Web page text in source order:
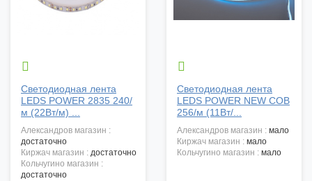

Светодиодная лента
LEDS POWER 2835 240/
м (22Вт/м) ...
александров магазин :
достаточно
киржач магазин : достаточно
кольчугино магазин :
достаточно

Светодиодная лента
LEDS POWER NEW COB
256/м (11Вт/...
александров магазин : мало
киржач магазин : мало
кольчугино магазин : мало